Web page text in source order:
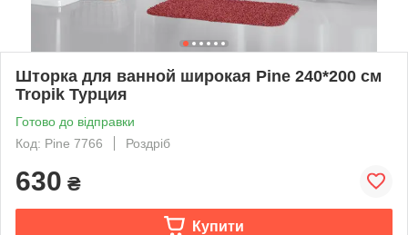
Шторка для ванной широкая Pine 240*200 см
Tropik Турция
Готово до відправки
Код: Pine 7766
Роздріб
630 ₴
Купити